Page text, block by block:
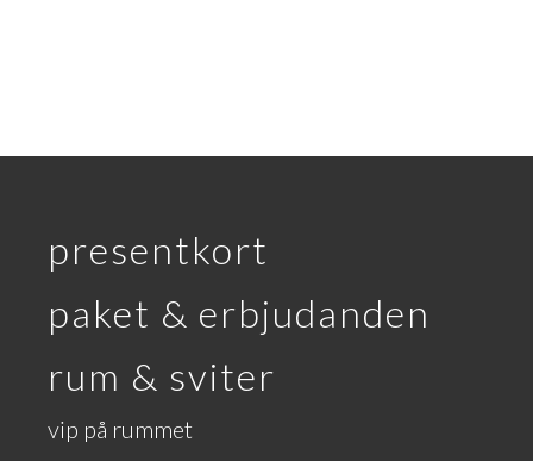
presentkort
paket & erbjudanden
rum & sviter
vip på rummet